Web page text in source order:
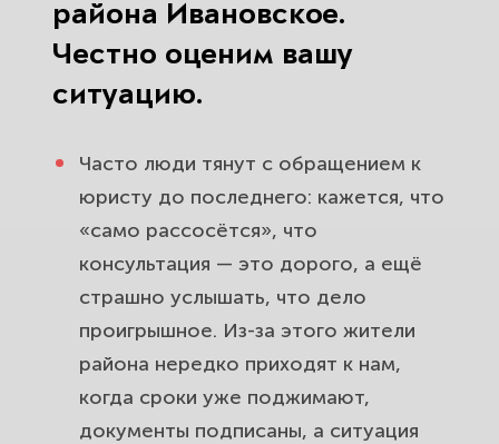
района Ивановское.
Честно оценим вашу
ситуацию.
Часто люди тянут с обращением к
юристу до последнего: кажется, что
«само рассосётся», что
консультация — это дорого, а ещё
страшно услышать, что дело
проигрышное. Из-за этого жители
района нередко приходят к нам,
когда сроки уже поджимают,
документы подписаны, а ситуация